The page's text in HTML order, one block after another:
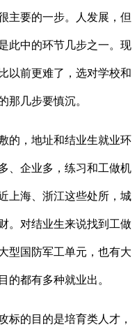
要的一步。人发展，但
此中的环节几步之一。现
以前更难了，选对学校和
那几步要慎沉。
，地址和结业生就业环
、企业多，练习和工做机
上海、浙江这些处所，城
。对结业生来说找到工做
型国防军工单元，也有大
的都有多种就业出。
的目的是培育类人才，